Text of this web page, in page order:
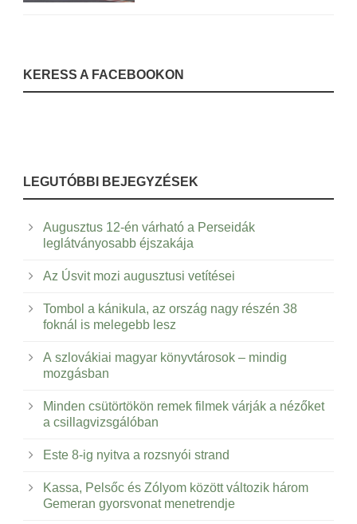
KERESS A FACEBOOKON
LEGUTÓBBI BEJEGYZÉSEK
Augusztus 12-én várható a Perseidák
leglátványosabb éjszakája
Az Úsvit mozi augusztusi vetítései
Tombol a kánikula, az ország nagy részén 38
foknál is melegebb lesz
A szlovákiai magyar könyvtárosok – mindig
mozgásban
Minden csütörtökön remek filmek várják a nézőket
a csillagvizsgálóban
Este 8-ig nyitva a rozsnyói strand
Kassa, Pelsőc és Zólyom között változik három
Gemeran gyorsvonat menetrendje